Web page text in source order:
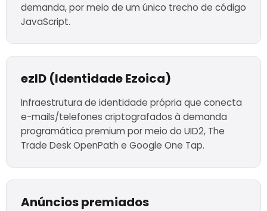
demanda, por meio de um único trecho de código
JavaScript.
ezID (Identidade Ezoica)
Infraestrutura de identidade própria que conecta
e-mails/telefones criptografados à demanda
programática premium por meio do UID2, The
Trade Desk OpenPath e Google One Tap.
Anúncios premiados